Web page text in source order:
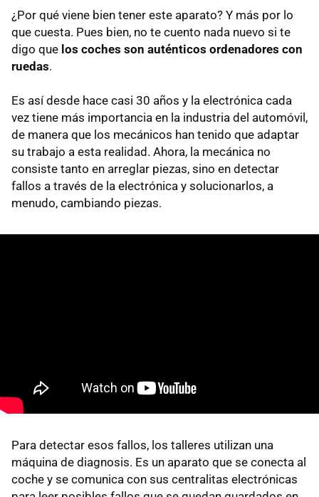
¿Por qué viene bien tener este aparato? Y más por lo
que cuesta. Pues bien, no te cuento nada nuevo si te
digo que los coches son auténticos ordenadores con
ruedas.
Es así desde hace casi 30 años y la electrónica cada
vez tiene más importancia en la industria del automóvil,
de manera que los mecánicos han tenido que adaptar
su trabajo a esta realidad. Ahora, la mecánica no
consiste tanto en arreglar piezas, sino en detectar
fallos a través de la electrónica y solucionarlos, a
menudo, cambiando piezas.
Para detectar esos fallos, los talleres utilizan una
máquina de diagnosis. Es un aparato que se conecta al
coche y se comunica con sus centralitas electrónicas